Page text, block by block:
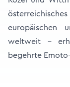
europäischen
weltweit -
begehrte